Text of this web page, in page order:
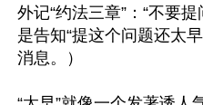
外记“约法三章”：“不要提
是告知“提这个问题还太
消息。）